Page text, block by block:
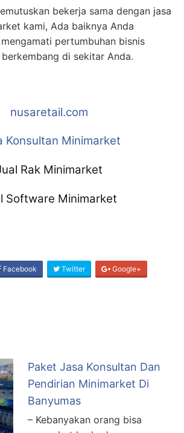
bekerja sama dengan jasa
kami, Ada baiknya Anda
pertumbuhan bisnis
di sekitar Anda.
nusaretail.com
Konsultan Minimarket
Rak Minimarket
Software Minimarket
Facebook Twitter Google+
Paket Jasa Konsultan Dan
Pendirian Minimarket Di
Banyumas
– Kebanyakan orang bisa